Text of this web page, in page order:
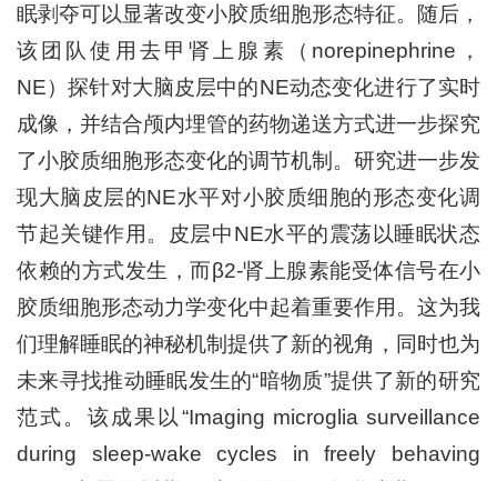
眠剥夺可以显著改变小胶质细胞形态特征。随后，
该团队使用去甲肾上腺素（norepinephrine，
NE）探针对大脑皮层中的NE动态变化进行了实时
成像，并结合颅内埋管的药物递送方式进一步探究
了小胶质细胞形态变化的调节机制。研究进一步发
现大脑皮层的NE水平对小胶质细胞的形态变化调
节起关键作用。皮层中NE水平的震荡以睡眠状态
依赖的方式发生，而β2-肾上腺素能受体信号在小
胶质细胞形态动力学变化中起着重要作用。这为我
们理解睡眠的神秘机制提供了新的视角，同时也为
未来寻找推动睡眠发生的“暗物质”提供了新的研究
范式。该成果以“Imaging microglia surveillance
during sleep-wake cycles in freely behaving